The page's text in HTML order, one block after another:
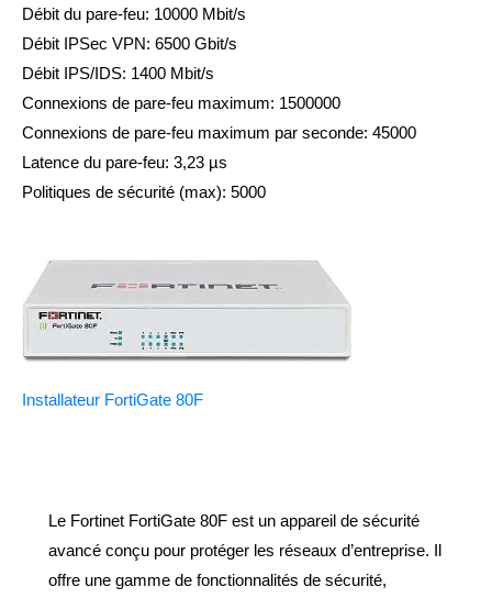
Débit du pare-feu: 10000 Mbit/s
Débit IPSec VPN: 6500 Gbit/s
Débit IPS/IDS: 1400 Mbit/s
Connexions de pare-feu maximum: 1500000
Connexions de pare-feu maximum par seconde: 45000
Latence du pare-feu: 3,23 µs
Politiques de sécurité (max): 5000
Installateur FortiGate 80F
Le Fortinet FortiGate 80F est un appareil de sécurité
avancé conçu pour protéger les réseaux d’entreprise. Il
offre une gamme de fonctionnalités de sécurité,